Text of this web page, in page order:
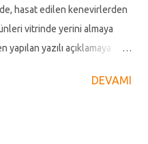
hasat edilen kenevirlerden
vitrinde yerini almaya
yazılı açıklamaya
ait mağazada satışaDEVAMI